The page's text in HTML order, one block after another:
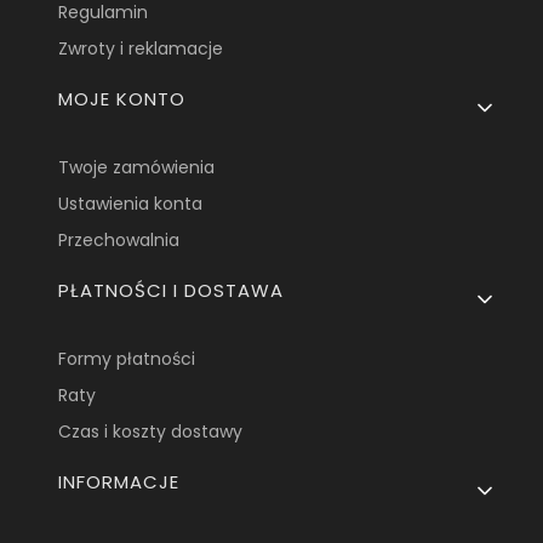
Regulamin
Zwroty i reklamacje
MOJE KONTO
Twoje zamówienia
Ustawienia konta
Przechowalnia
PŁATNOŚCI I DOSTAWA
Formy płatności
Raty
Czas i koszty dostawy
INFORMACJE